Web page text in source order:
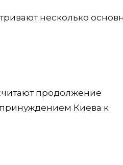
несколько
продолжение
Киева к